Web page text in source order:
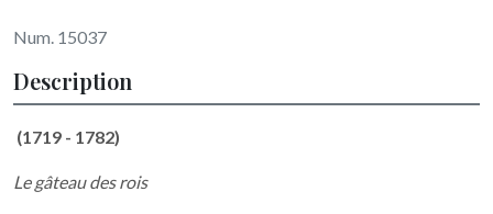
Num. 15037
Description
(1719 - 1782)
Le gâteau des rois